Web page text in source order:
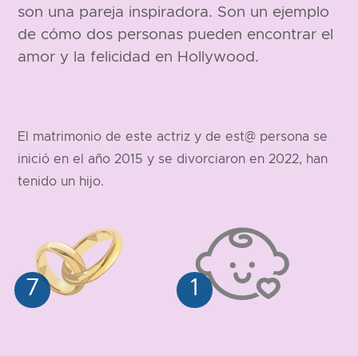
son una pareja inspiradora. Son un ejemplo
de cómo dos personas pueden encontrar el
amor y la felicidad en Hollywood.
El matrimonio de este actriz y de est@ persona se
inició en el año 2015 y se divorciaron en 2022, han
tenido un hijo.